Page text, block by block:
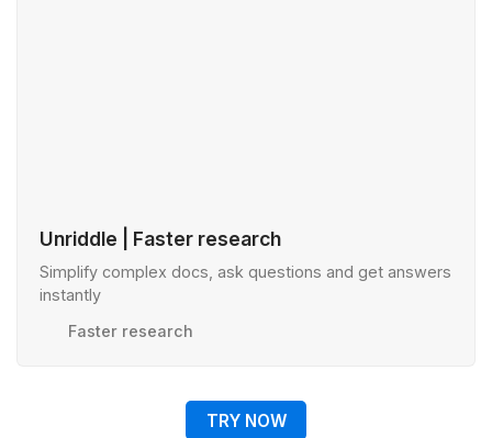
Unriddle | Faster research
Simplify complex docs, ask questions and get answers
instantly
Faster research
TRY NOW